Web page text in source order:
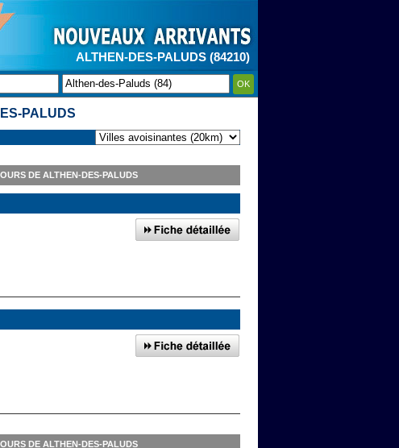
ALTHEN-DES-PALUDS (84210)
OK
PALUDS
DE ALTHEN-DES-PALUDS
DE ALTHEN-DES-PALUDS